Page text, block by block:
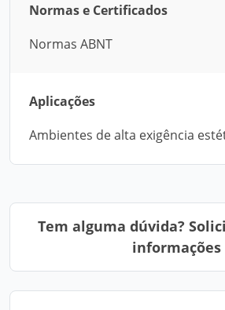
Normas e Certificados
Normas ABNT
Aplicações
Ambientes de alta exigência
Tem alguma dúvida?
informações